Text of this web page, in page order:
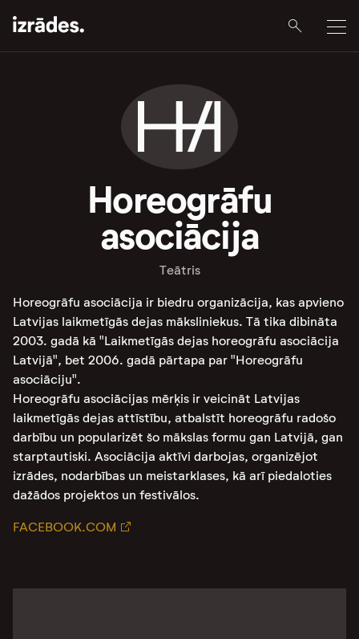
Horeogrāfu
asociācija
Teātris
Horeogrāfu asociācija ir biedru organizācija, kas apvieno
Latvijas laikmetīgās dejas māksliniekus. Tā tika dibināta
2003. gadā kā "Laikmetīgās dejas horeogrāfu asociācija
Latvijā", bet 2006. gadā pārtapa par "Horeogrāfu
asociāciju"​.
Horeogrāfu asociācijas mērķis ir veicināt Latvijas
laikmetīgās dejas attīstību, atbalstīt horeogrāfu radošo
darbību un popularizēt šo mākslas formu gan Latvijā, gan
starptautiski. Asociācija aktīvi darbojas, organizējot
izrādes, nodarbības un meistarklases, kā arī piedaloties
dažādos projektos un festivālos​.
FACEBOOK.COM